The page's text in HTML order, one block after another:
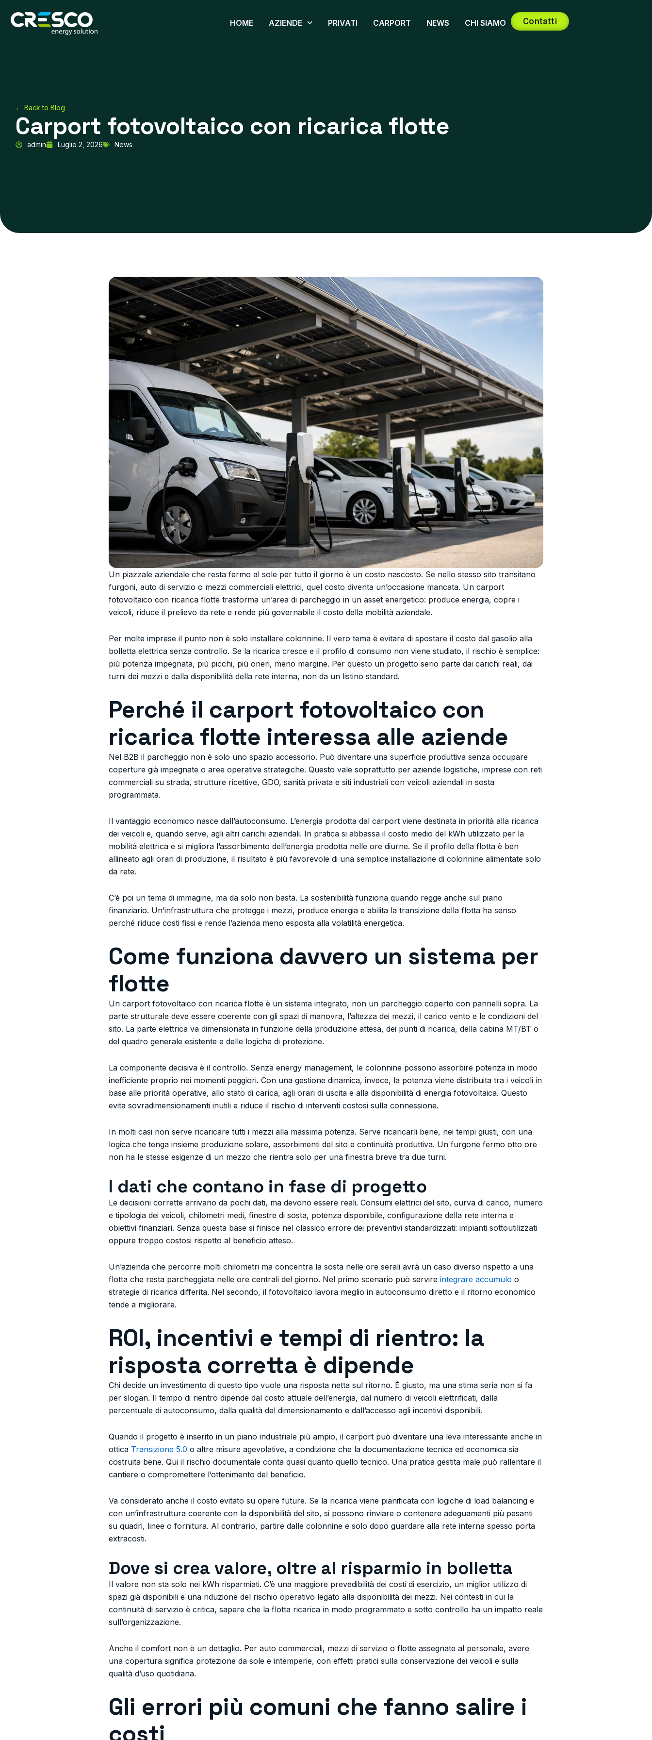
HOME AZIENDE PRIVATI CARPORT NEWS CHI SIAMO Contatti
← Back to Blog
Carport fotovoltaico con ricarica flotte
admin Luglio 2, 2026 News
Un piazzale aziendale che resta fermo al sole per tutto il giorno è un costo nascosto. Se nello stesso sito transitano
furgoni, auto di servizio o mezzi commerciali elettrici, quel costo diventa un’occasione mancata. Un carport
fotovoltaico con ricarica flotte trasforma un’area di parcheggio in un asset energetico: produce energia, copre i
veicoli, riduce il prelievo da rete e rende più governabile il costo della mobilità aziendale.
Per molte imprese il punto non è solo installare colonnine. Il vero tema è evitare di spostare il costo dal gasolio alla
bolletta elettrica senza controllo. Se la ricarica cresce e il profilo di consumo non viene studiato, il rischio è semplice:
più potenza impegnata, più picchi, più oneri, meno margine. Per questo un progetto serio parte dai carichi reali, dai
turni dei mezzi e dalla disponibilità della rete interna, non da un listino standard.
Perché il carport fotovoltaico con
ricarica flotte interessa alle aziende
Nel B2B il parcheggio non è solo uno spazio accessorio. Può diventare una superficie produttiva senza occupare
coperture già impegnate o aree operative strategiche. Questo vale soprattutto per aziende logistiche, imprese con reti
commerciali su strada, strutture ricettive, GDO, sanità privata e siti industriali con veicoli aziendali in sosta
programmata.
Il vantaggio economico nasce dall’autoconsumo. L’energia prodotta dal carport viene destinata in priorità alla ricarica
dei veicoli e, quando serve, agli altri carichi aziendali. In pratica si abbassa il costo medio del kWh utilizzato per la
mobilità elettrica e si migliora l’assorbimento dell’energia prodotta nelle ore diurne. Se il profilo della flotta è ben
allineato agli orari di produzione, il risultato è più favorevole di una semplice installazione di colonnine alimentate solo
da rete.
C’è poi un tema di immagine, ma da solo non basta. La sostenibilità funziona quando regge anche sul piano
finanziario. Un’infrastruttura che protegge i mezzi, produce energia e abilita la transizione della flotta ha senso
perché riduce costi fissi e rende l’azienda meno esposta alla volatilità energetica.
Come funziona davvero un sistema per
flotte
Un carport fotovoltaico con ricarica flotte è un sistema integrato, non un parcheggio coperto con pannelli sopra. La
parte strutturale deve essere coerente con gli spazi di manovra, l’altezza dei mezzi, il carico vento e le condizioni del
sito. La parte elettrica va dimensionata in funzione della produzione attesa, dei punti di ricarica, della cabina MT/BT o
del quadro generale esistente e delle logiche di protezione.
La componente decisiva è il controllo. Senza energy management, le colonnine possono assorbire potenza in modo
inefficiente proprio nei momenti peggiori. Con una gestione dinamica, invece, la potenza viene distribuita tra i veicoli in
base alle priorità operative, allo stato di carica, agli orari di uscita e alla disponibilità di energia fotovoltaica. Questo
evita sovradimensionamenti inutili e riduce il rischio di interventi costosi sulla connessione.
In molti casi non serve ricaricare tutti i mezzi alla massima potenza. Serve ricaricarli bene, nei tempi giusti, con una
logica che tenga insieme produzione solare, assorbimenti del sito e continuità produttiva. Un furgone fermo otto ore
non ha le stesse esigenze di un mezzo che rientra solo per una finestra breve tra due turni.
I dati che contano in fase di progetto
Le decisioni corrette arrivano da pochi dati, ma devono essere reali. Consumi elettrici del sito, curva di carico, numero
e tipologia dei veicoli, chilometri medi, finestre di sosta, potenza disponibile, configurazione della rete interna e
obiettivi finanziari. Senza questa base si finisce nel classico errore dei preventivi standardizzati: impianti sottoutilizzati
oppure troppo costosi rispetto al beneficio atteso.
Un’azienda che percorre molti chilometri ma concentra la sosta nelle ore serali avrà un caso diverso rispetto a una
flotta che resta parcheggiata nelle ore centrali del giorno. Nel primo scenario può servire integrare accumulo o
strategie di ricarica differita. Nel secondo, il fotovoltaico lavora meglio in autoconsumo diretto e il ritorno economico
tende a migliorare.
ROI, incentivi e tempi di rientro: la
risposta corretta è dipende
Chi decide un investimento di questo tipo vuole una risposta netta sul ritorno. È giusto, ma una stima seria non si fa
per slogan. Il tempo di rientro dipende dal costo attuale dell’energia, dal numero di veicoli elettrificati, dalla
percentuale di autoconsumo, dalla qualità del dimensionamento e dall’accesso agli incentivi disponibili.
Quando il progetto è inserito in un piano industriale più ampio, il carport può diventare una leva interessante anche in
ottica Transizione 5.0 o altre misure agevolative, a condizione che la documentazione tecnica ed economica sia
costruita bene. Qui il rischio documentale conta quasi quanto quello tecnico. Una pratica gestita male può rallentare il
cantiere o compromettere l’ottenimento del beneficio.
Va considerato anche il costo evitato su opere future. Se la ricarica viene pianificata con logiche di load balancing e
con un’infrastruttura coerente con la disponibilità del sito, si possono rinviare o contenere adeguamenti più pesanti
su quadri, linee o fornitura. Al contrario, partire dalle colonnine e solo dopo guardare alla rete interna spesso porta
extracosti.
Dove si crea valore, oltre al risparmio in bolletta
Il valore non sta solo nei kWh risparmiati. C’è una maggiore prevedibilità dei costi di esercizio, un miglior utilizzo di
spazi già disponibili e una riduzione del rischio operativo legato alla disponibilità dei mezzi. Nei contesti in cui la
continuità di servizio è critica, sapere che la flotta ricarica in modo programmato e sotto controllo ha un impatto reale
sull’organizzazione.
Anche il comfort non è un dettaglio. Per auto commerciali, mezzi di servizio o flotte assegnate al personale, avere
una copertura significa protezione da sole e intemperie, con effetti pratici sulla conservazione dei veicoli e sulla
qualità d’uso quotidiana.
Gli errori più comuni che fanno salire i
costi